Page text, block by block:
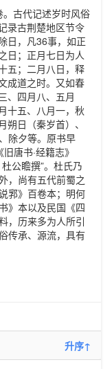
古代记述岁时风俗
录古荆楚地区节令
日，凡36事，如正
日；正月七日为人
五；二月八日，释
成道之时。又如春
、四月八、五月
十五、八月一，秋
朔日（秦岁首）、
除夕等。原书早
唐书·经籍志》
公瞻撰”。杜氏乃
，尚有五代前蜀之
郛》百卷本；明何
》本以及民国《四
，历来多为人所引
传承、源流，具有
升序↑